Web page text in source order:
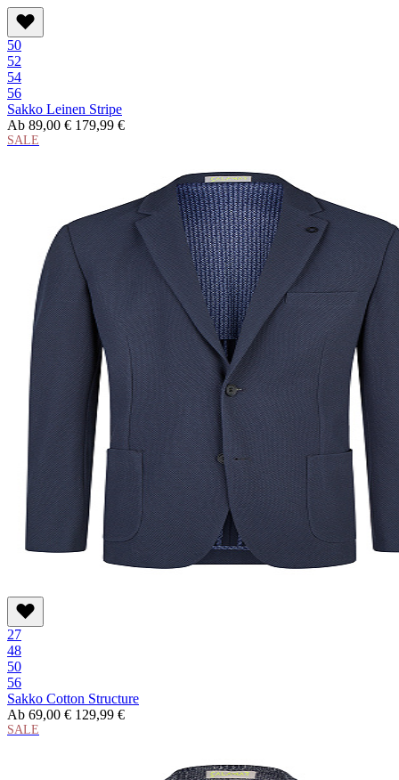
50
52
54
56
Sakko Leinen Stripe
Ab 89,00 € 179,99 €
SALE
27
48
50
56
Sakko Cotton Structure
Ab 69,00 € 129,99 €
SALE